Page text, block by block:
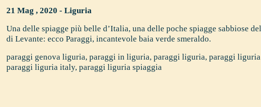
21 Mag , 2020 -Liguria
Una delle spiagge più belle d’Italia, una delle poche spiagge sabbiose
di Levante: ecco Paraggi, incantevole baia verde smeraldo.
paraggi genova liguria,paraggi in liguria,paraggi liguria,paraggi
paraggi liguria italy,paraggi liguria spiaggia